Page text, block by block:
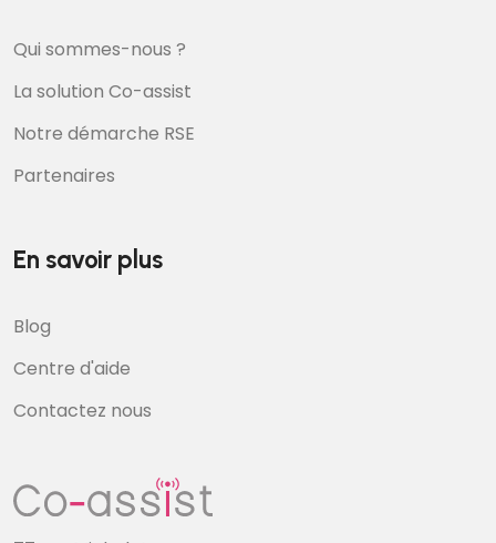
Qui sommes-nous ?
La solution Co-assist
Notre démarche RSE
Partenaires
En savoir plus
Blog
Centre d'aide
Contactez nous